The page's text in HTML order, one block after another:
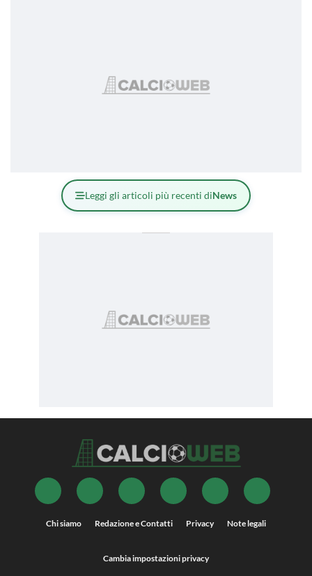
Leggi gli articoli più recenti diNews
Chi siamo Redazione e Contatti Privacy Note legali
Cambia impostazioni privacy